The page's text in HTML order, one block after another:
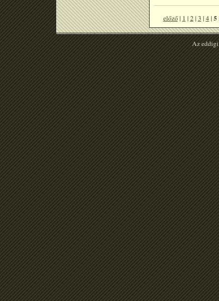
előző| 1 | 2| 3 | 4| 5
Az